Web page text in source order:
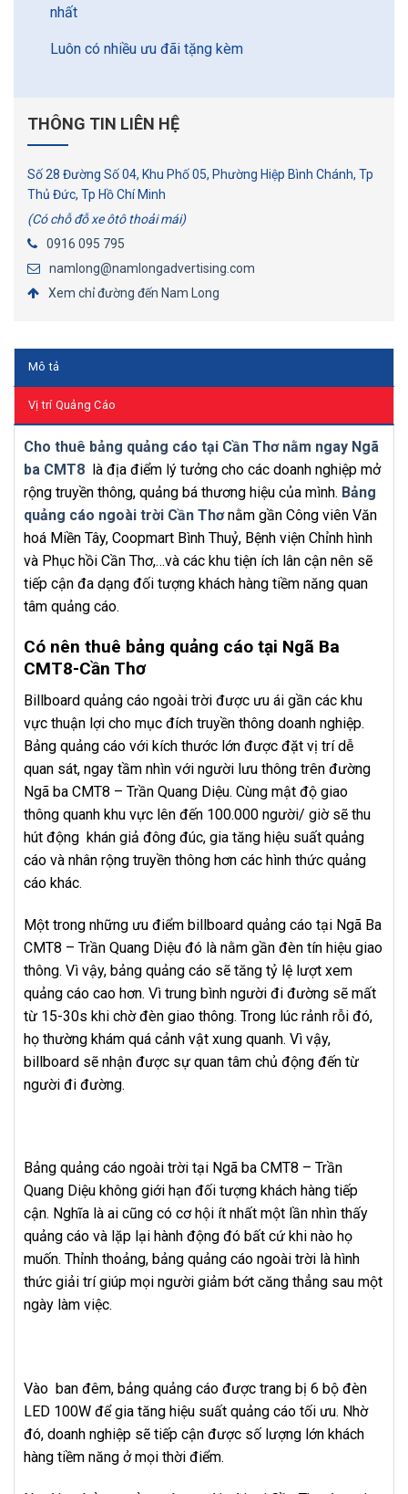
nhất
Luôn có nhiều ưu đãi tặng kèm
THÔNG TIN LIÊN HỆ
Số 28 Đường Số 04, Khu Phố 05, Phường Hiệp Bình Chánh, Tp
Thủ Đức, Tp Hồ Chí Minh
(Có chỗ đỗ xe ôtô thoải mái)
0916 095 795
namlong@namlongadvertising.com
Xem chỉ đường đến Nam Long
Mô tả
Vị trí Quảng Cáo
Cho thuê bảng quảng cáo tại Cần Thơ nằm ngay Ngã
ba CMT8 là địa điểm lý tưởng cho các doanh nghiệp mở
rộng truyền thông, quảng bá thương hiệu của mình. Bảng
quảng cáo ngoài trời Cần Thơnằm gần Công viên Văn
hoá Miền Tây, Coopmart Bình Thuỷ, Bệnh viện Chỉnh hình
và Phục hồi Cần Thơ,…và các khu tiện ích lân cận nên sẽ
tiếp cận đa dạng đối tượng khách hàng tiềm năng quan
tâm quảng cáo.
Có nên thuê bảng quảng cáo tại Ngã Ba
CMT8-Cần Thơ
Billboard quảng cáo ngoài trời được ưu ái gần các khu
vực thuận lợi cho mục đích truyền thông doanh nghiệp.
Bảng quảng cáo với kích thước lớn được đặt vị trí dễ
quan sát, ngay tầm nhìn với người lưu thông trên đường
Ngã ba CMT8 – Trần Quang Diệu. Cùng mật độ giao
thông quanh khu vực lên đến 100.000 người/ giờ sẽ thu
hút động khán giả đông đúc, gia tăng hiệu suất quảng
cáo và nhân rộng truyền thông hơn các hình thức quảng
cáo khác.
Một trong những ưu điểm billboard quảng cáo tại Ngã Ba
CMT8 – Trần Quang Diệu đó là nằm gần đèn tín hiệu giao
thông. Vì vậy, bảng quảng cáo sẽ tăng tỷ lệ lượt xem
quảng cáo cao hơn. Vì trung bình người đi đường sẽ mất
từ 15-30s khi chờ đèn giao thông. Trong lúc rảnh rỗi đó,
họ thường khám quá cảnh vật xung quanh. Vì vậy,
billboard sẽ nhận được sự quan tâm chủ động đến từ
người đi đường.
Bảng quảng cáo ngoài trời tại Ngã ba CMT8 – Trần
Quang Diệu không giới hạn đối tượng khách hàng tiếp
cận. Nghĩa là ai cũng có cơ hội ít nhất một lần nhìn thấy
quảng cáo và lặp lại hành động đó bất cứ khi nào họ
muốn. Thỉnh thoảng, bảng quảng cáo ngoài trời là hình
thức giải trí giúp mọi người giảm bớt căng thẳng sau một
ngày làm việc.
Vào ban đêm, bảng quảng cáo được trang bị 6 bộ đèn
LED 100W để gia tăng hiệu suất quảng cáo tối ưu. Nhờ
đó, doanh nghiệp sẽ tiếp cận được số lượng lớn khách
hàng tiềm năng ở mọi thời điểm.